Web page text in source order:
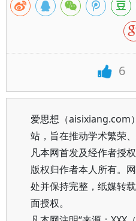
6
爱思想（aisixiang.com
站，旨在推动学术繁荣、
凡本网首发及经作者授
版权归作者本人所有。
处并保持完整，纸媒转
面授权。